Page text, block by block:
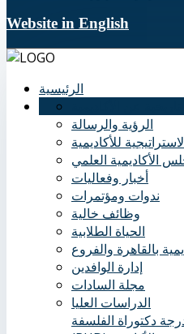
Website in English
الرئيسية
الرؤية والرسالة
للأكاديمية
الأكاديمية العلمي
أخبار وفعاليات
ندوات ومؤتمرات
وظائف خالية
الحياة الطلابية
بالقاهرة والفروع
إدارة الوافدين
مجلة السادات
الدراسات العليا
دكتوراة الفلسفة